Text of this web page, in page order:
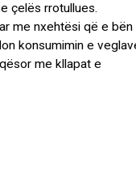
çelës rrotullues.
me nxehtësi që e bën
konsumimin e
me kllapat e